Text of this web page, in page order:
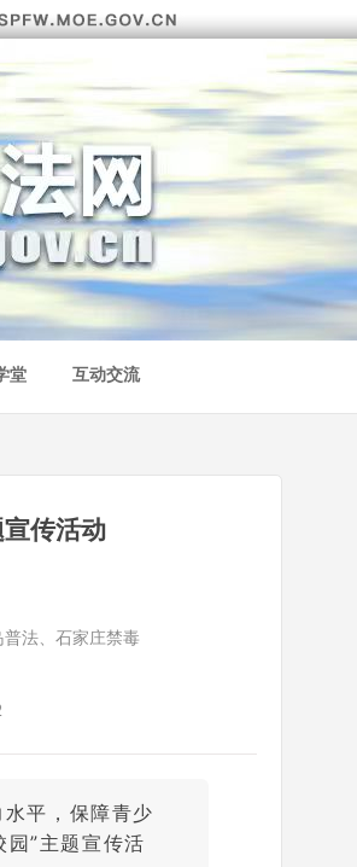
堂 互动交流
传活动
法、石家庄禁毒
平，保障青少
”主题宣传活